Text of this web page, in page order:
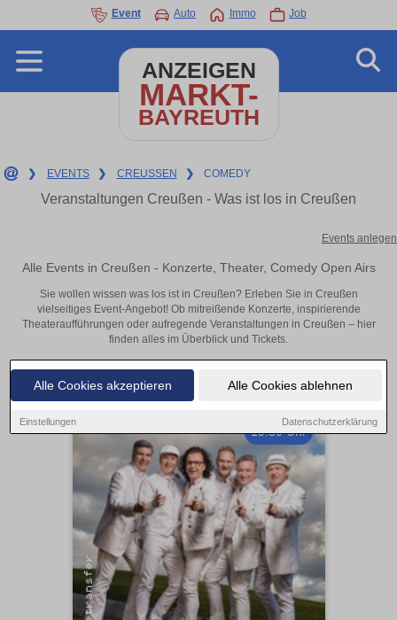
Alle Cookies akzeptieren Alle Cookies ablehnen
Einstellungen Datenschutzerklärung
Event Auto Immo Job
ANZEIGEN
MARKT-
BAYREUTH
❯ EVENTS ❯ CREUSSEN ❯ COMEDY
Veranstaltungen Creußen - Was ist los in Creußen
Events anlegen
Alle Events in Creußen - Konzerte, Theater, Comedy Open Airs
Sie wollen wissen was los ist in Creußen? Erleben Sie in Creußen
vielseitiges Event-Angebot! Ob mitreißende Konzerte, inspirierende
Theateraufführungen oder aufregende Veranstaltungen in Creußen – hier
finden alles im Überblick und Tickets.
19:30 Uhr